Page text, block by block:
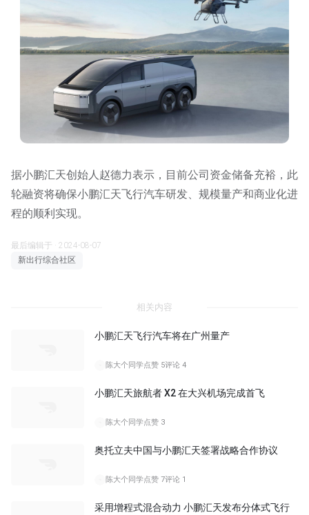
据小鹏汇天创始人赵德力表示，目前公司资金储备充裕，此
轮融资将确保小鹏汇天飞行汽车研发、规模量产和商业化进
程的顺利实现。
最后编辑于 · 2024-08-07
新出行综合社区
相关内容
小鹏汇天飞行汽车将在广州量产
陈大个同学点赞 5评论 4
小鹏汇天旅航者 X2 在大兴机场完成首飞
陈大个同学点赞 3
奥托立夫中国与小鹏汇天签署战略合作协议
陈大个同学点赞 7评论 1
采用增程式混合动力 小鹏汇天发布分体式飞行